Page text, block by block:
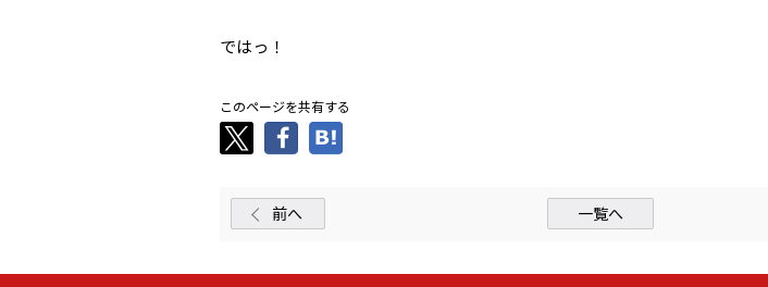
ではっ！
このページを共有する
前へ 一覧へ